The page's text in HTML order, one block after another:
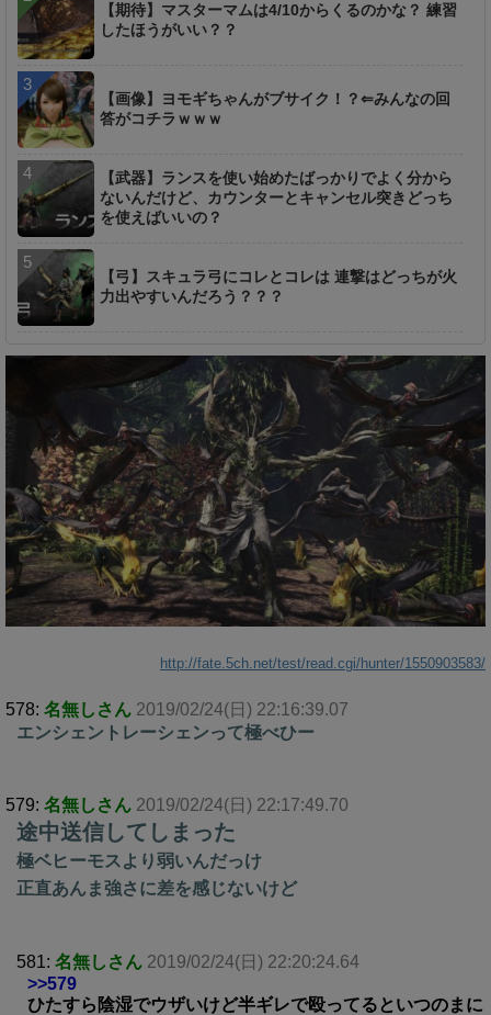
【期待】マスターマムは4/10からくるのかな？ 練習
したほうがいい？？
【画像】ヨモギちゃんがブサイク！？⇐みんなの回
答がコチラｗｗｗ
【武器】ランスを使い始めたばっかりでよく分から
ないんだけど、カウンターとキャンセル突きどっち
を使えばいいの？
【弓】スキュラ弓にコレとコレは 連撃はどっちが火
力出やすいんだろう？？？
http://fate.5ch.net/test/read.cgi/hunter/1550903583/
578: 名無しさん 2019/02/24(日) 22:16:39.07
エンシェントレーシェンって極べひー
579: 名無しさん 2019/02/24(日) 22:17:49.70
途中送信してしまった
極ベヒーモスより弱いんだっけ
正直あんま強さに差を感じないけど
581: 名無しさん 2019/02/24(日) 22:20:24.64
>>579
ひたすら陰湿でウザいけど半ギレで殴ってるといつのまに